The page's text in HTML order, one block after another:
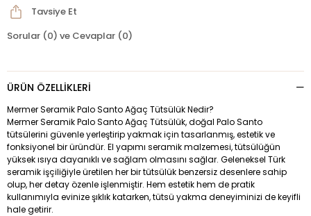
Tavsiye Et
Sorular (0) ve Cevaplar (0)
ÜRÜN ÖZELLIKLERI
Mermer Seramik Palo Santo Ağaç Tütsülük Nedir?
Mermer Seramik Palo Santo Ağaç Tütsülük, doğal Palo Santo
tütsülerini güvenle yerleştirip yakmak için tasarlanmış, estetik ve
fonksiyonel bir üründür. El yapımı seramik malzemesi, tütsülüğün
yüksek ısıya dayanıklı ve sağlam olmasını sağlar. Geleneksel Türk
seramik işçiliğiyle üretilen her bir tütsülük benzersiz desenlere sahip
olup, her detay özenle işlenmiştir. Hem estetik hem de pratik
kullanımıyla evinize şıklık katarken, tütsü yakma deneyiminizi de keyifli
hale getirir.